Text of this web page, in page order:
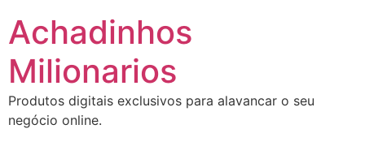
para
conteúdo
Achadinhos
Milionarios
Produtos digitais exclusivos para alavancar o seu
negócio online.